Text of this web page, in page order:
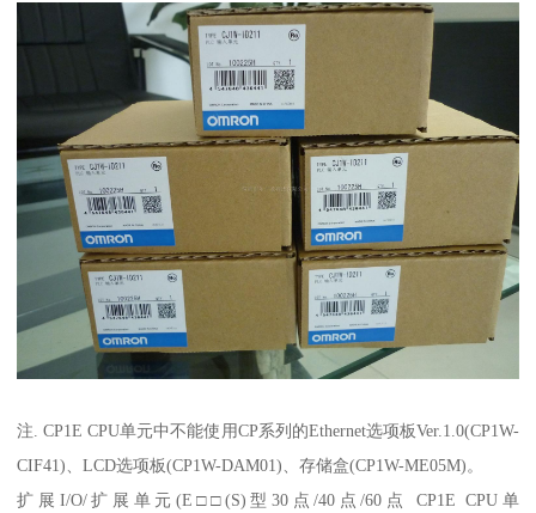
注. CP1E CPU单元中不能使用CP系列的Ethernet选项板Ver.1.0(CP1W-
CIF41)、LCD选项板(CP1W-DAM01)、存储盒(CP1W-ME05M)。
扩展I/O/扩展单元(E□□(S)型30点/40点/60点 CP1E CPU单